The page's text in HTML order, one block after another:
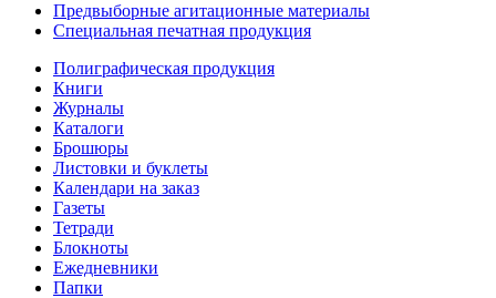
Предвыборные агитационные материалы
Специальная печатная продукция
Полиграфическая продукция
Книги
Журналы
Каталоги
Брошюры
Листовки и буклеты
Календари на заказ
Газеты
Тетради
Блокноты
Ежедневники
Папки